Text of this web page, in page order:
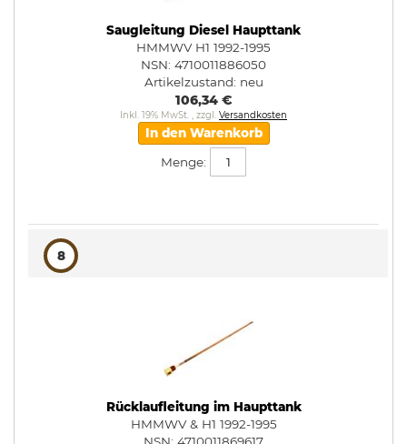
Saugleitung Diesel Haupttank
HMMWV H1 1992-1995
NSN: 4710011886050
Artikelzustand: neu
106,34 €
Inkl. 19% MwSt. , zzgl. Versandkosten
In den Warenkorb
Menge:
8
Rücklaufleitung im Haupttank
HMMWV & H1 1992-1995